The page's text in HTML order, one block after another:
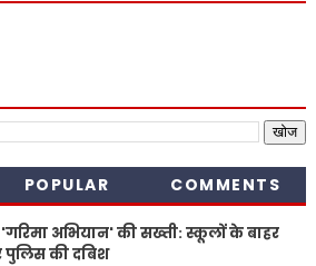
POPULAR COMMENTS
अभियान' की सख्ती: स्कूलों के बाहर
की दबिश